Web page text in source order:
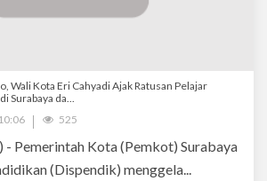
Wali Kota Eri Cahyadi Ajak Ratusan Pelajar
Surabaya da...
525
- Pemerintah Kota (Pemkot) Surabaya
(Dispendik) menggela...